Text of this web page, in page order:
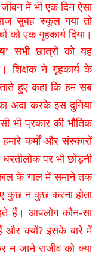
में भी एक दिन ऐसा
सुबह स्कूल गया तो
को एक गृहकार्य दिया।
’ सभी छात्रों को यह
शिक्षक ने गृहकार्य के
हुए कहा कि हम सब
अदा करके इस दुनिया
भी प्रकार की भौतिक
कर्मों और संस्कारों
पर भी छोड़नी
के गाल में समाने तक
कुछ न कुछ करना होता
हैं। आपलोग कौन-सा
और क्यों?इसके बारे में
जाने राजीव को क्या